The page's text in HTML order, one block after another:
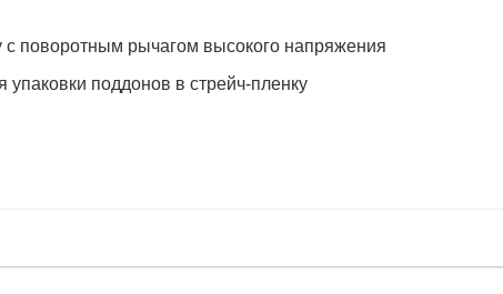
поворотным рычагом высокого напряжения
поддонов в стрейч-пленку